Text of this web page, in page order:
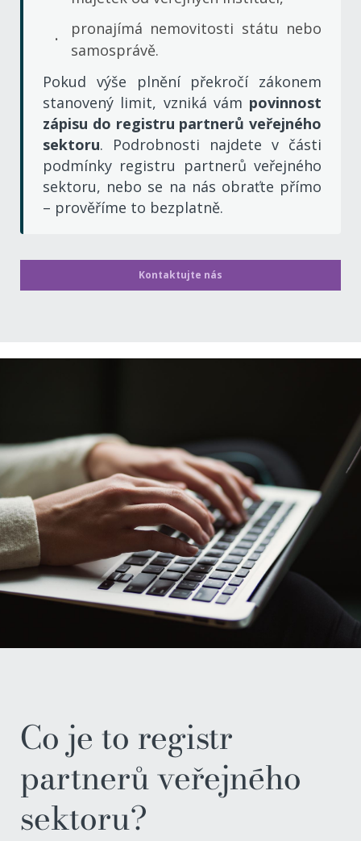
pronajímá nemovitosti státu nebo
samosprávě.
Pokud výše plnění překročí zákonem
stanovený limit, vzniká vám povinnost
zápisu do registru partnerů veřejného
sektoru. Podrobnosti najdete v části
podmínky registru partnerů veřejného
sektoru, nebo se na nás obraťte přímo
– prověříme to bezplatně.
Kontaktujte nás
Co je to registr
partnerů veřejného
sektoru?